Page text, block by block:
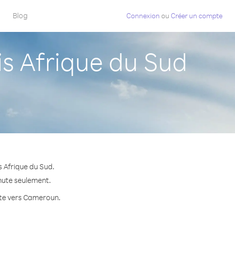
Blog Connexion ou Créer un compte
Afrique du Sud
Afrique du Sud.
seulement.
vers Cameroun.